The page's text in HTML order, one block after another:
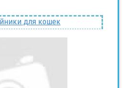
для кошек